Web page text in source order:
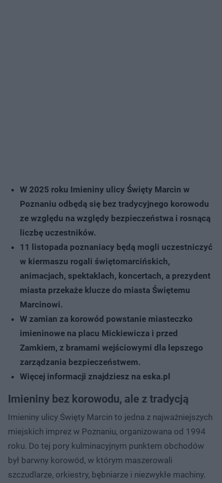
W 2025 roku Imieniny ulicy Święty Marcin w
Poznaniu odbędą się bez tradycyjnego korowodu
ze względu na względy bezpieczeństwa i rosnącą
liczbę uczestników.
11 listopada poznaniacy będą mogli uczestniczyć
w kiermaszu rogali świętomarcińskich,
animacjach, spektaklach, koncertach, a prezydent
miasta przekaże klucze do miasta Świętemu
Marcinowi.
W zamian za korowód powstanie miasteczko
imieninowe na placu Mickiewicza i przed
Zamkiem, z bramami wejściowymi dla lepszego
zarządzania bezpieczeństwem.
Więcej informacji znajdziesz na eska.pl
Imieniny bez korowodu, ale z tradycją
Imieniny ulicy Święty Marcin to jedna z najważniejszych
miejskich imprez w Poznaniu, organizowana od 1994
roku. Do tej pory kulminacyjnym punktem obchodów
był barwny korowód, w którym maszerowali
szczudlarze, orkiestry, bębniarze i niezwykłe machiny.